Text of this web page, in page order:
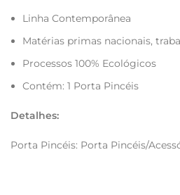
Linha Contemporânea
Matérias primas nacionais,
Processos 100% Ecológicos
Contém: 1 Porta Pincéis
Detalhes:
Porta Pincéis: Porta Pincéis/